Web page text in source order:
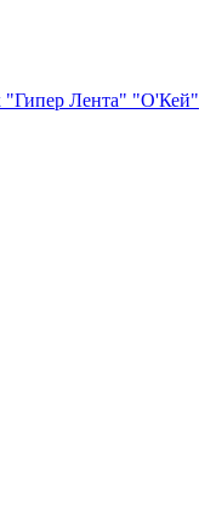
"Гипер Лента" "О'Кей"